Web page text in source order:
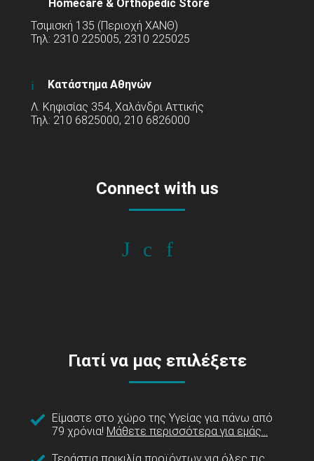
Homecare & Orthopedic Store
Τσιμισκή 135 (Περιοχή ΧΑΝΘ)
Τηλ: 2310 225005, 2310 225025
Κατάστημα Αθηνών
Λ. Κηφισίας 354, Χαλάνδρι Αττικής
Τηλ: 210 6825000, 210 6826000
Connect with us
Γιατί να μας επιλέξετε
Είμαστε στο χώρο της Υγείας για πάνω από
79 χρόνια! Μάθετε περισσότερα για εμάς...